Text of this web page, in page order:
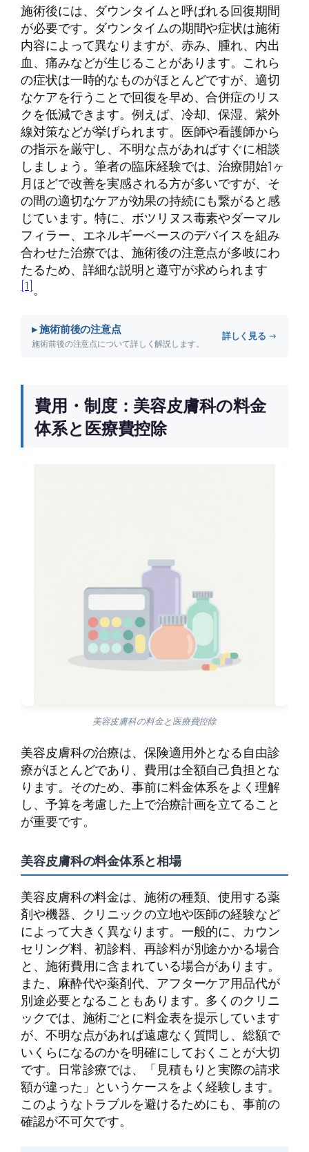
施術後には、ダウンタイムと呼ばれる回復期間
が必要です。ダウンタイムの期間や症状は施術
内容によって異なりますが、赤み、腫れ、内出
血、痛みなどが生じることがあります。これら
の症状は一時的なものがほとんどですが、適切
なケアを行うことで回復を早め、合併症のリス
クを低減できます。例えば、冷却、保湿、紫外
線対策などが挙げられます。医師や看護師から
の指示を厳守し、不明な点があればすぐに相談
しましょう。筆者の臨床経験では、治療開始1ヶ
月ほどで改善を実感される方が多いですが、そ
の間の適切なケアが効果の持続にも繋がると感
じています。特に、ボツリヌス毒素やダーマル
フィラー、エネルギーベースのデバイスを組み
合わせた治療では、施術後の注意点が多岐にわ
たるため、詳細な説明と遵守が求められます
[1]。
▸ 施術前後の注意点
施術前後の注意点について詳しく解説します。
詳しく見る →
費用・制度：美容皮膚科の料金
体系と医療費控除
美容皮膚科の料金と医療費控除
美容皮膚科の治療は、保険適用外となる自由診
療がほとんどであり、費用は全額自己負担とな
ります。そのため、事前に料金体系をよく理解
し、予算を考慮した上で治療計画を立てること
が重要です。
美容皮膚科の料金体系と相場
美容皮膚科の料金は、施術の種類、使用する薬
剤や機器、クリニックの立地や医師の経験など
によって大きく異なります。一般的に、カウン
セリング料、初診料、再診料が別途かかる場合
と、施術費用に含まれている場合があります。
また、麻酔代や薬剤代、アフターケア用品代が
別途必要となることもあります。多くのクリニ
ックでは、施術ごとに料金表を提示しています
が、不明な点があれば遠慮なく質問し、総額で
いくらになるのかを明確にしておくことが大切
です。日常診療では、「見積もりと実際の請求
額が違った」というケースをよく経験します。
このようなトラブルを避けるためにも、事前の
確認が不可欠です。